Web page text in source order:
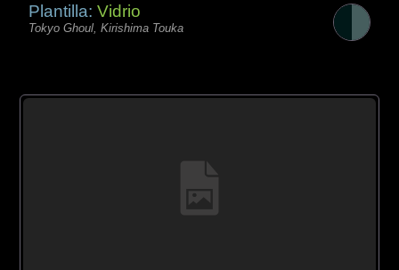
Plantilla:Vidrio
Tokyo Ghoul, Kirishima Touka